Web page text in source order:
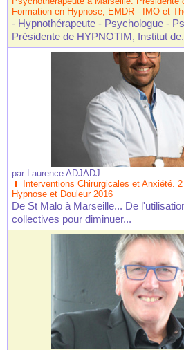
Formation en Hypnose, EMDR - IMO et
- Hypnothérapeute - Psychologue -
Présidente de HYPNOTIM, Institut
par Laurence ADJADJ
Interventions Chirurgicales et Anxiété.
Hypnose et Douleur 2016
De St Malo à Marseille... De
collectives pour diminuer...